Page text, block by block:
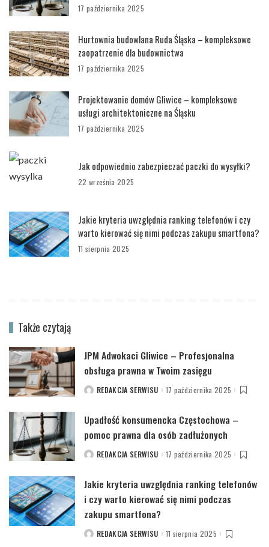
17 października 2025
Hurtownia budowlana Ruda Śląska – kompleksowe
zaopatrzenie dla budownictwa
17 października 2025
Projektowanie domów Gliwice – kompleksowe
usługi architektoniczne na Śląsku
17 października 2025
Jak odpowiednio zabezpieczać paczki do wysyłki?
22 września 2025
Jakie kryteria uwzględnia ranking telefonów i czy
warto kierować się nimi podczas zakupu smartfona?
11 sierpnia 2025
Także czytają
JPM Adwokaci Gliwice – Profesjonalna
obsługa prawna w Twoim zasięgu
POSTEDREDAKCJA SERWISU 17 października 2025
Upadłość konsumencka Częstochowa –
pomoc prawna dla osób zadłużonych
POSTEDREDAKCJA SERWISU 17 października 2025
Jakie kryteria uwzględnia ranking telefonów
i czy warto kierować się nimi podczas
zakupu smartfona?
POSTEDREDAKCJA SERWISU 11 sierpnia 2025